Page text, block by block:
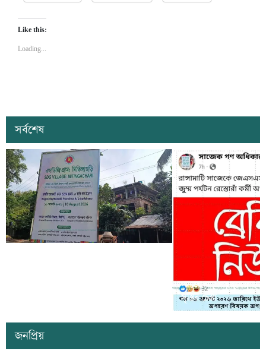
Like this:
Loading...
সর্বশেষ
সাজেকে অপহরণের গুজব
সৃষ্টির চেষ্টা
জনপ্রিয়